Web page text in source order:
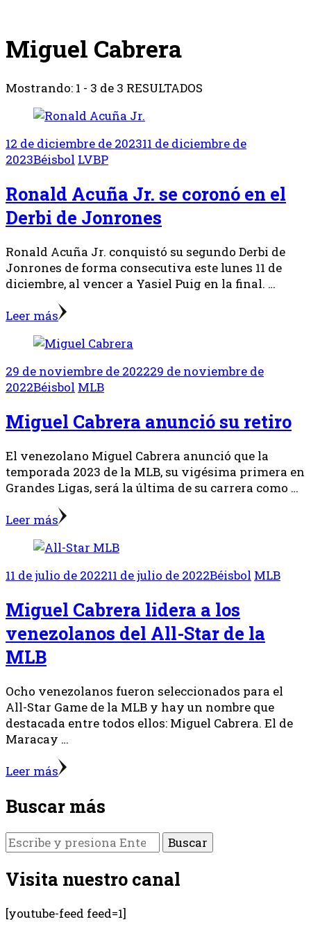
Miguel Cabrera
Mostrando: 1 - 3 de 3 RESULTADOS
12 de diciembre de 202311 de diciembre de
2023Béisbol LVBP
Ronald Acuña Jr. se coronó en el
Derbi de Jonrones
Ronald Acuña Jr. conquistó su segundo Derbi de
Jonrones de forma consecutiva este lunes 11 de
diciembre, al vencer a Yasiel Puig en la final. …
Leer más
29 de noviembre de 202229 de noviembre de
2022Béisbol MLB
Miguel Cabrera anunció su retiro
El venezolano Miguel Cabrera anunció que la
temporada 2023 de la MLB, su vigésima primera en
Grandes Ligas, será la última de su carrera como …
Leer más
11 de julio de 202211 de julio de 2022Béisbol MLB
Miguel Cabrera lidera a los
venezolanos del All-Star de la
MLB
Ocho venezolanos fueron seleccionados para el
All-Star Game de la MLB y hay un nombre que
destacada entre todos ellos: Miguel Cabrera. El de
Maracay …
Leer más
Buscar más
¿Buscas
algo?
Visita nuestro canal
[youtube-feed feed=1]